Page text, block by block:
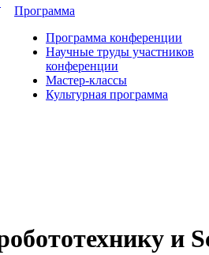
Программа
Программа конференции
Научные труды участников
конференции
Мастер-классы
Культурная программа
и